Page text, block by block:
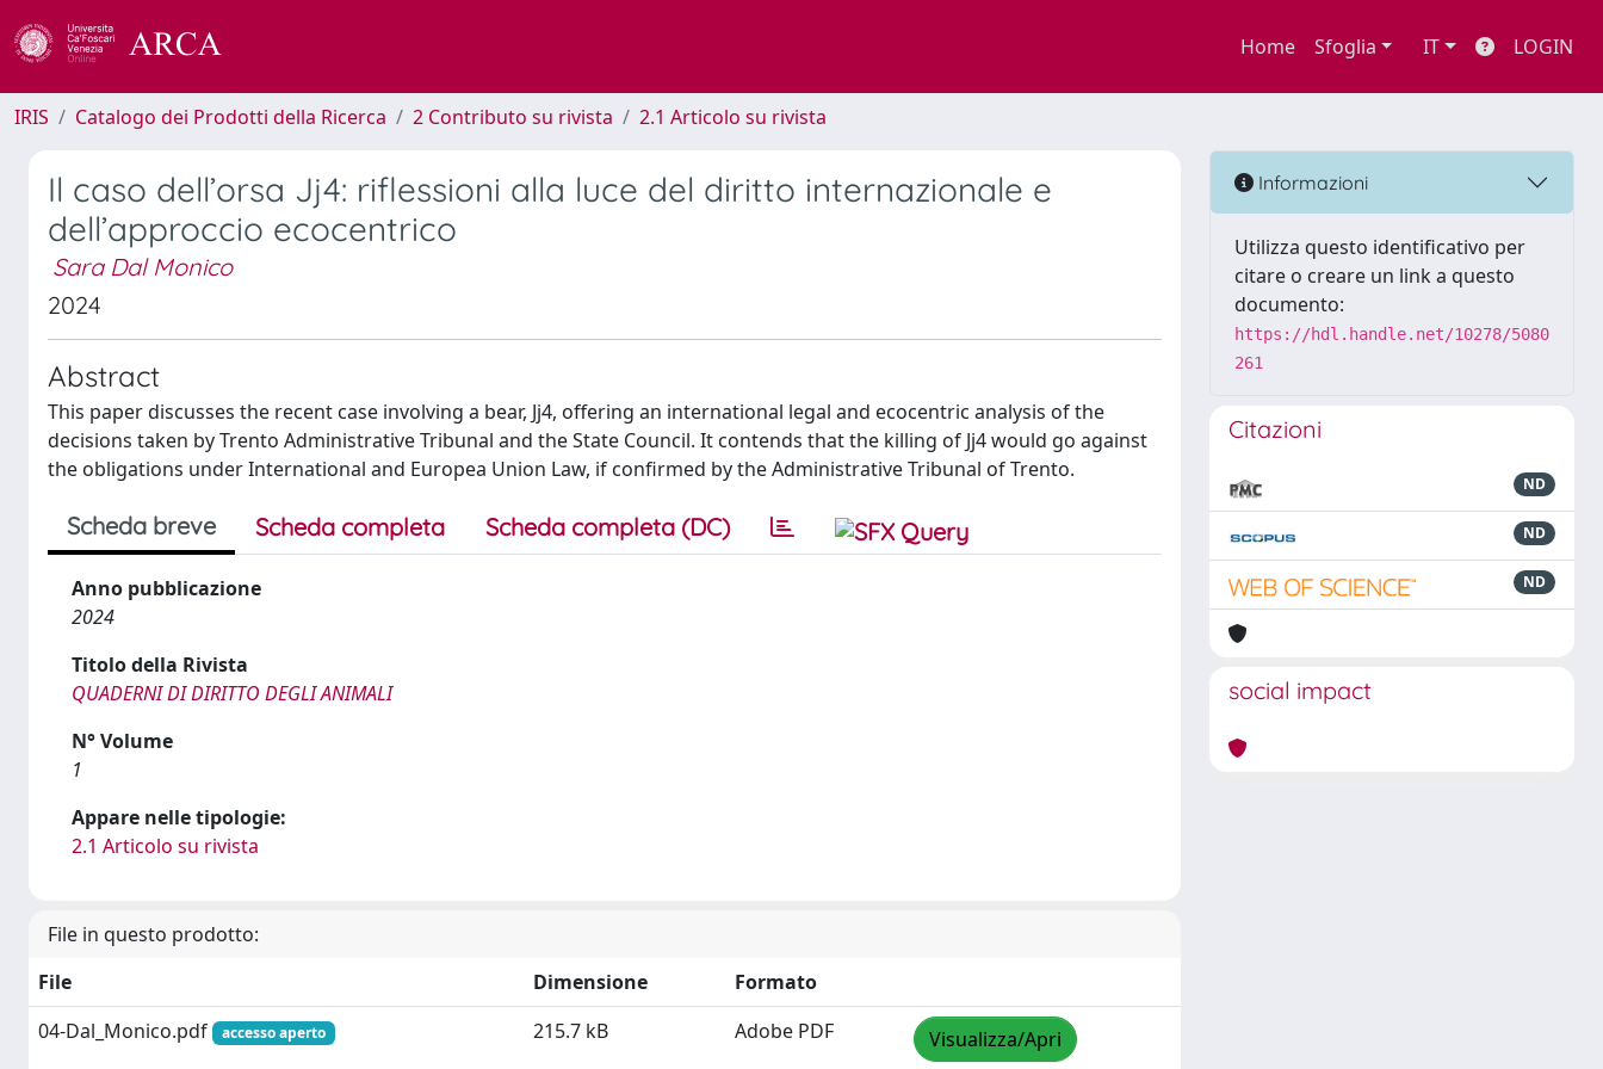
Home Sfoglia IT LOGIN
IRIS Catalogo dei Prodotti della Ricerca 2 Contributo su rivista 2.1 Articolo su rivista
Il caso dell’orsa Jj4: riflessioni alla luce del diritto internazionale e
dell’approccio ecocentrico
Sara Dal Monico
2024
Abstract
This paper discusses the recent case involving a bear, Jj4, offering an international legal and ecocentric analysis of the
decisions taken by Trento Administrative Tribunal and the State Council. It contends that the killing of Jj4 would go against
the obligations under International and Europea Union Law, if confirmed by the Administrative Tribunal of Trento.
Scheda breve Scheda completa Scheda completa (DC)
Anno pubblicazione
2024
Titolo della Rivista
QUADERNI DI DIRITTO DEGLI ANIMALI
N° Volume
1
Appare nelle tipologie:
2.1 Articolo su rivista
File in questo prodotto:
File
Dimensione
Formato
04-Dal_Monico.pdf
accesso aperto 215.7 kB Adobe PDF Visualizza/Apri
Informazioni
Utilizza questo identificativo per
citare o creare un link a questo
documento:
https://hdl.handle.net/10278/5080
261
Citazioni
ND
ND
ND
social impact